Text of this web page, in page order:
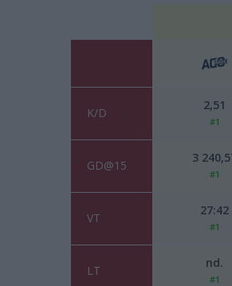
K/D
2,51
#1
GD@15
3
#1
VT
27:42
#1
LT
nd.
#1